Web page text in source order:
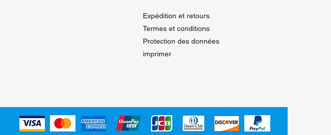
Expédition et retours
Termes et conditions
Protection des données
imprimer